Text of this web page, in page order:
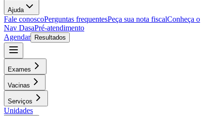
Ajuda
Fale conoscoPerguntas frequentesPeça sua nota fiscalConheça o
Nav DasaPré-atendimento
Agendar
Resultados
Exames
Vacinas
Serviços
Unidades